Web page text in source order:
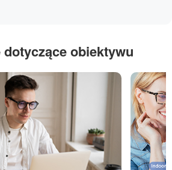
dotyczące obiektywu